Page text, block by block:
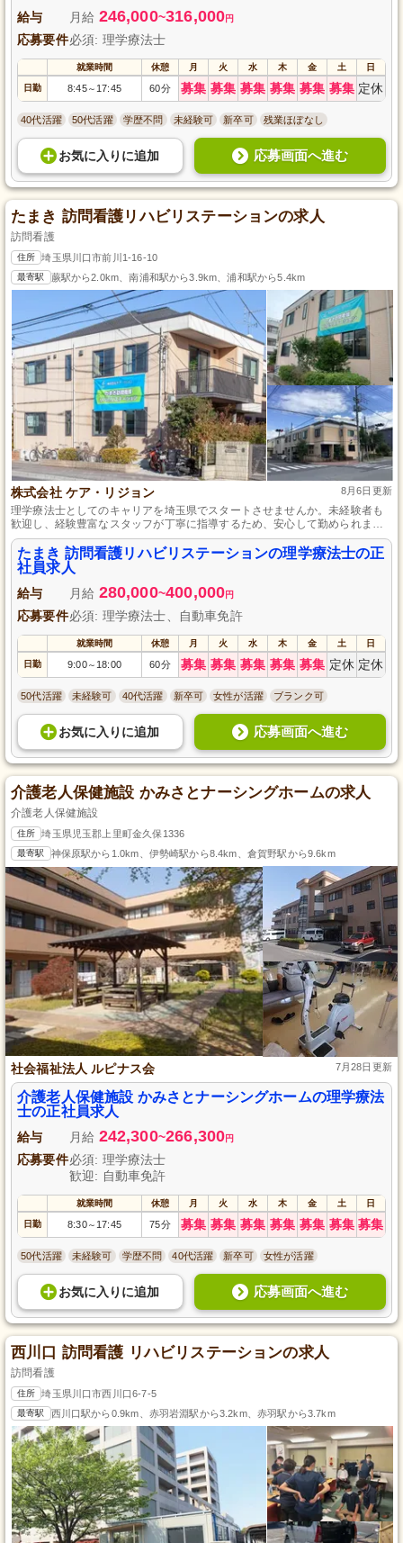
給与 月給 246,000~316,000円
応募要件必須: 理学療法士
就業時間 休憩 月 火 水 木 金 土 日
日勤 8:45～ 17:45 60分 募集 募集 募集 募集 募集 募集 定休
40代活躍 50代活躍 学歴不問 未経験可 新卒可 残業ほぼなし
お気に入り に追加 応募画面へ進む
たまき 訪問看護リハビリステーションの求人
訪問看護
住所 埼玉県川口市前川1-16-10
最寄駅 蕨駅から2.0km、南浦和駅から3.9km、浦和駅から5.4km
株式会社 ケア・リジョン 8月6日更新
理学療法士としてのキャリアを埼玉県でスタートさせませんか。未経験者も
歓迎し、経験豊富なスタッフが丁寧に指導するため、安心して勤められま
す。長期間にわたってスキルアップを目指すことができ、地域医療に貢献す
ることができるやりがいのある仕事です。
たまき 訪問看護リハビリステーションの理学療法士の正
社員求人
給与 月給 280,000~400,000円
応募要件必須: 理学療法士、自動車免許
就業時間 休憩 月 火 水 木 金 土 日
日勤 9:00～ 18:00 60分 募集 募集 募集 募集 募集 定休 定休
50代活躍 未経験可 40代活躍 新卒可 女性が活躍 ブランク可
お気に入り に追加 応募画面へ進む
介護老人保健施設 かみさとナーシングホームの求人
介護老人保健施設
住所 埼玉県児玉郡上里町金久保1336
最寄駅 神保原駅から1.0km、伊勢崎駅から8.4km、倉賀野駅から9.6km
社会福祉法人 ルピナス会 7月28日更新
介護老人保健施設 かみさとナーシングホームの理学療法
士の正社員求人
給与 月給 242,300~266,300円
応募要件必須: 理学療法士
歓迎: 自動車免許
就業時間 休憩 月 火 水 木 金 土 日
日勤 8:30～ 17:45 75分 募集 募集 募集 募集 募集 募集 募集
50代活躍 未経験可 学歴不問 40代活躍 新卒可 女性が活躍
お気に入り に追加 応募画面へ進む
西川口 訪問看護 リハビリステーションの求人
訪問看護
住所 埼玉県川口市西川口6-7-5
最寄駅 西川口駅から0.9km、赤羽岩淵駅から3.2km、赤羽駅から3.7km